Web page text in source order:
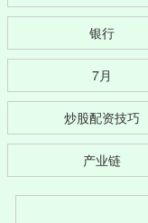
银行
7月
炒股配资技巧
产业链